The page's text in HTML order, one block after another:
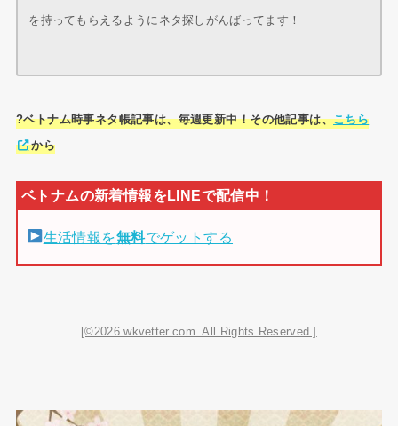
を持ってもらえるようにネタ探しがんばってます！
?ベトナム時事ネタ帳記事は、毎週更新中！その他記事は、こちら
から
生活情報を無料でゲットする
[©2026 wkvetter.com. All Rights Reserved.]